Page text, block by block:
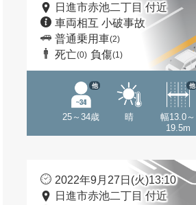
日進市赤池二丁目 付近
車両相互 小破事故
普通乗用車(2)
死亡(0) 負傷(1)
25～34歳
他
晴
幅13.0～
19.5m
他
2022年9月27日(火)13:10
日進市赤池二丁目 付近